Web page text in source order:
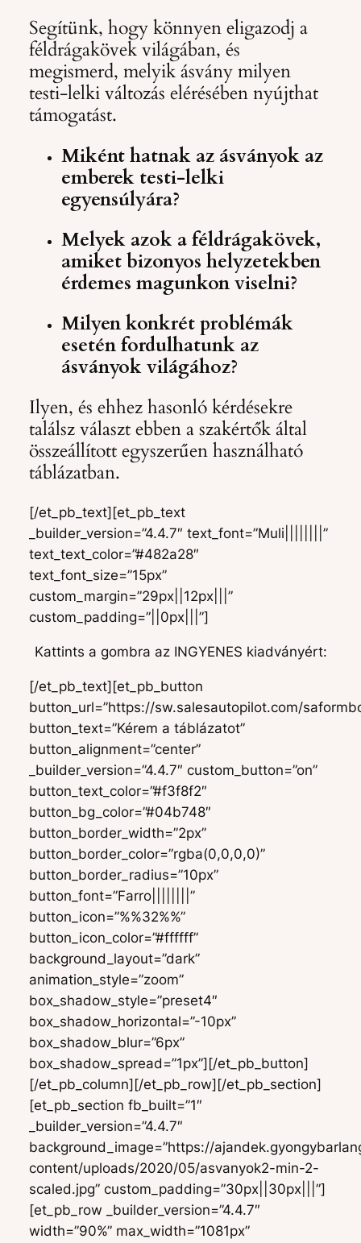
Segítünk, hogy könnyen eligazodj a
féldrágakövek világában, és
megismerd, melyik ásvány milyen
testi-lelki változás elérésében nyújthat
támogatást.
Miként hatnak az ásványok az
emberek testi-lelki
egyensúlyára?
Melyek azok a féldrágakövek,
amiket bizonyos helyzetekben
érdemes magunkon viselni?
Milyen konkrét problémák
esetén fordulhatunk az
ásványok világához?
Ilyen, és ehhez hasonló kérdésekre
találsz választ ebben a szakértők által
összeállított egyszerűen használható
táblázatban.
[/et_pb_text][et_pb_text
_builder_version=”4.4.7″ text_font=”Muli||||||||”
text_text_color=”#482a28″
text_font_size=”15px”
custom_margin=”29px||12px|||”
custom_padding=”||0px|||”]
Kattints a gombra az INGYENES kiadványért:
[/et_pb_text][et_pb_button
button_url=”https://sw.salesautopilot.com/
button_text=”Kérem a táblázatot”
button_alignment=”center”
_builder_version=”4.4.7″ custom_button=”on”
button_text_color=”#f3f8f2″
button_bg_color=”#04b748″
button_border_width=”2px”
button_border_color=”rgba(0,0,0,0)”
button_border_radius=”10px”
button_font=”Farro||||||||”
button_icon=”%%32%%”
button_icon_color=”#ffffff”
background_layout=”dark”
animation_style=”zoom”
box_shadow_style=”preset4″
box_shadow_horizontal=”-10px”
box_shadow_blur=”6px”
box_shadow_spread=”1px”][/et_pb_button]
[/et_pb_column][/et_pb_row][/et_pb_section]
[et_pb_section fb_built=”1″
_builder_version=”4.4.7″
background_image=”https://
content/uploads/2020/05/asvanyok2-min-2-
scaled.jpg” custom_padding=”30px||30px|||”]
[et_pb_row _builder_version=”4.4.7″
width=”90%” max_width=”1081px”